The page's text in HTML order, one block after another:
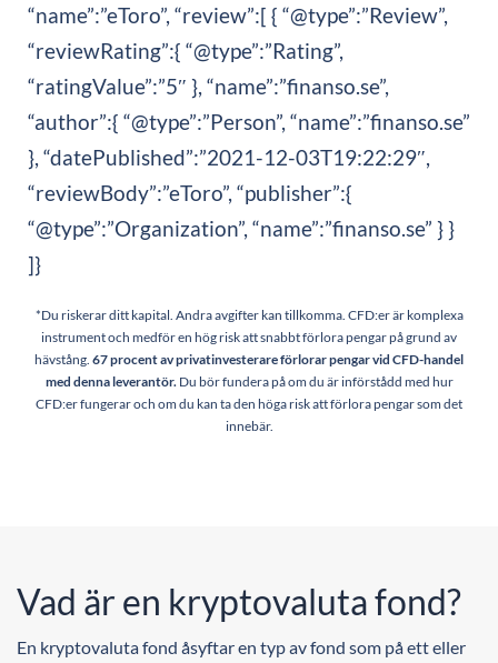
“name”:”eToro”, “review”:[ { “@type”:”Review”,
“reviewRating”:{ “@type”:”Rating”,
“ratingValue”:”5″ }, “name”:”finanso.se”,
“author”:{ “@type”:”Person”, “name”:”finanso.se”
}, “datePublished”:”2021-12-03T19:22:29″,
“reviewBody”:”eToro”, “publisher”:{
“@type”:”Organization”, “name”:”finanso.se” } }
]}
*Du riskerar ditt kapital. Andra avgifter kan tillkomma. CFD:er är komplexa
instrument och medför en hög risk att snabbt förlora pengar på grund av
hävstång. 67procent av privatinvesterare förlorar pengar vid CFD-handel
med denna leverantör. Du bör fundera på om du är införstådd med hur
CFD:er fungerar och om du kan ta den höga risk att förlora pengar som det
innebär.
Vad är en kryptovaluta fond?
En kryptovaluta fond åsyftar en typ av fond som på ett eller